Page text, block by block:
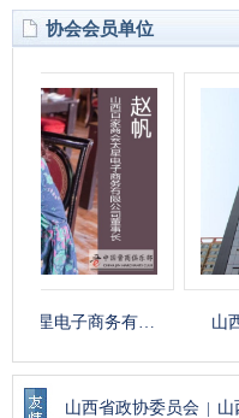
协会会员单位
子商务有… 山西尚德峰
山西省政协委员会 | 山